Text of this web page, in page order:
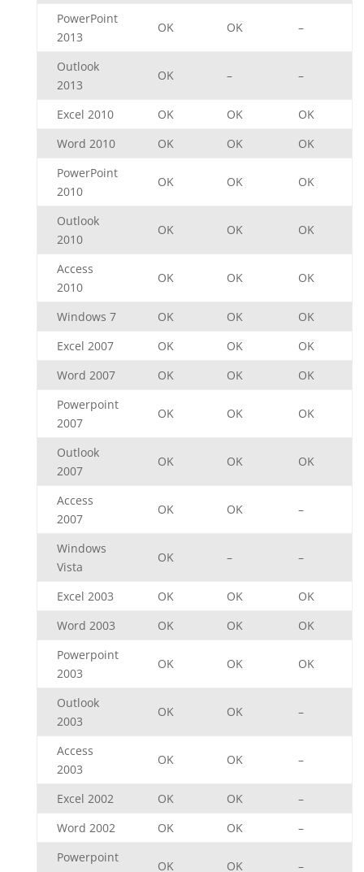
PowerPoint
2013
OK OK –
Outlook
2013
OK – –
Excel 2010 OK OK
OK
Word 2010
OK OK
OK
PowerPoint
2010
OK OK OK
Outlook
2010
OK OK OK
Access
2010
OK OK OK
Windows 7 OK OK
OK
Excel 2007
OK OK
OK
Word 2007
OK OK
OK
Powerpoint
2007
OK OK OK
Outlook
2007
OK OK OK
Access
2007
OK OK –
Windows
Vista
OK – –
Excel 2003 OK OK
OK
Word 2003
OK OK
OK
Powerpoint
2003
OK OK OK
Outlook
2003
OK OK –
Access
2003
OK OK –
Excel 2002 OK OK
–
Word 2002
OK OK
–
Powerpoint
OK OK –